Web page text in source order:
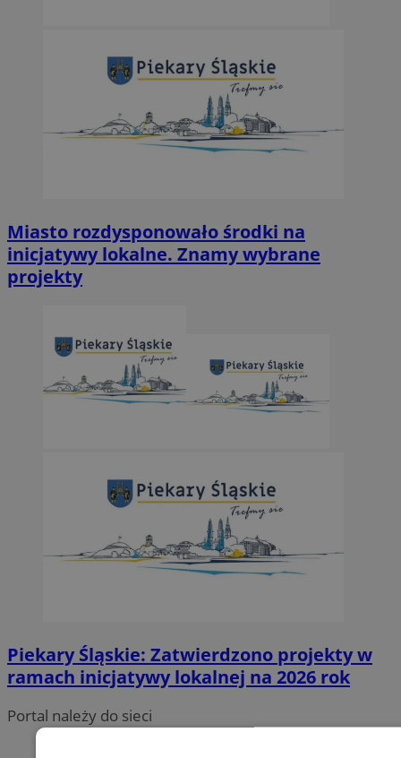
Miasto rozdysponowało środki na
inicjatywy lokalne. Znamy wybrane
projekty
Piekary Śląskie: Zatwierdzono projekty w
ramach inicjatywy lokalnej na 2026 rok
Portal należy do sieci